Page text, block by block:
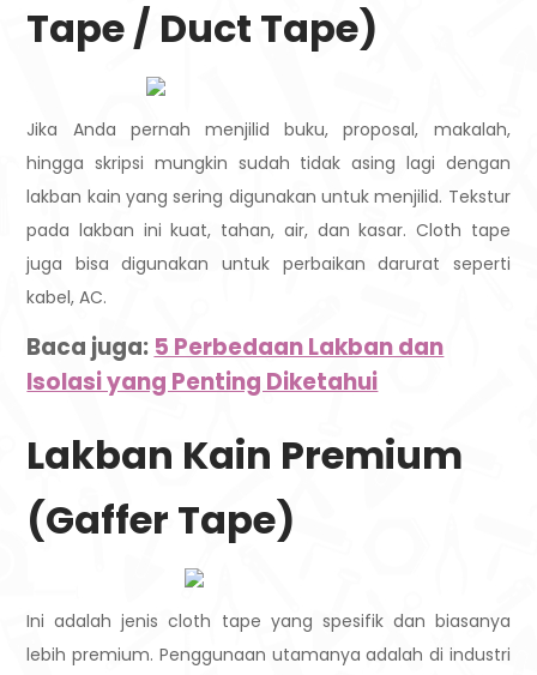
Tape / Duct Tape)
Jika Anda pernah menjilid buku, proposal, makalah,
hingga skripsi mungkin sudah tidak asing lagi dengan
lakban kain yang sering digunakan untuk menjilid. Tekstur
pada lakban ini kuat, tahan, air, dan kasar. Cloth tape
juga bisa digunakan untuk perbaikan darurat seperti
kabel, AC.
Baca juga: 5 Perbedaan Lakban dan
Isolasi yang Penting Diketahui
Lakban Kain Premium
(Gaffer Tape)
Ini adalah jenis cloth tape yang spesifik dan biasanya
lebih premium. Penggunaan utamanya adalah di industri